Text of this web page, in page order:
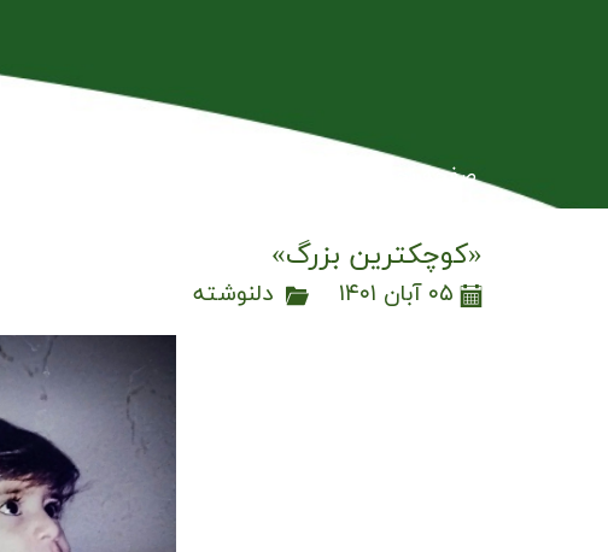
صفحه نخست
«کوچکترین بزرگ»
۰۵ آبان ۱۴۰۱ دلنوشته